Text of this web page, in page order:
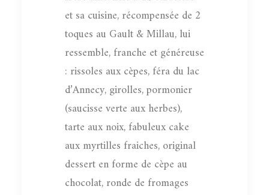
et sa cuisine, récompensée de 2
toques au Gault & Millau, lui
ressemble, franche et généreuse
: rissoles aux cèpes, féra du lac
d’Annecy, girolles, pormonier
(saucisse verte aux herbes),
tarte aux noix, fabuleux cake
aux myrtilles fraiches, original
dessert en forme de cèpe au
chocolat, ronde de fromages